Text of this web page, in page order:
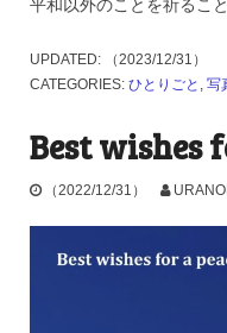
平和以外のことを祈るこ
UPDATED:
（2023/12/31）
CATEGORIES: ひとりごと 写
Best wishes
（2022/12/31）